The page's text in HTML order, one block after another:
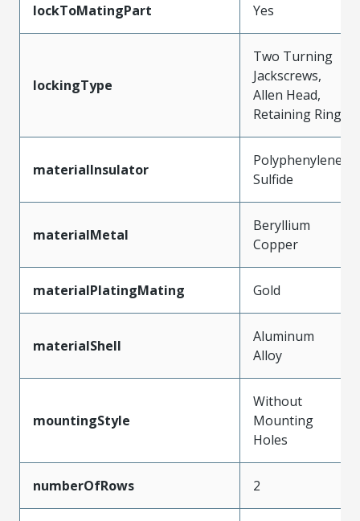
lockToMatingPart Yes
lockingType
Two Turning
Jackscrews,
Allen Head,
Retaining Ring
materialInsulator
Polyphenylene
Sulfide
materialMetal
Beryllium
Copper
materialPlatingMating Gold
materialShell
Aluminum
Alloy
mountingStyle
Without
Mounting
Holes
numberOfRows 2